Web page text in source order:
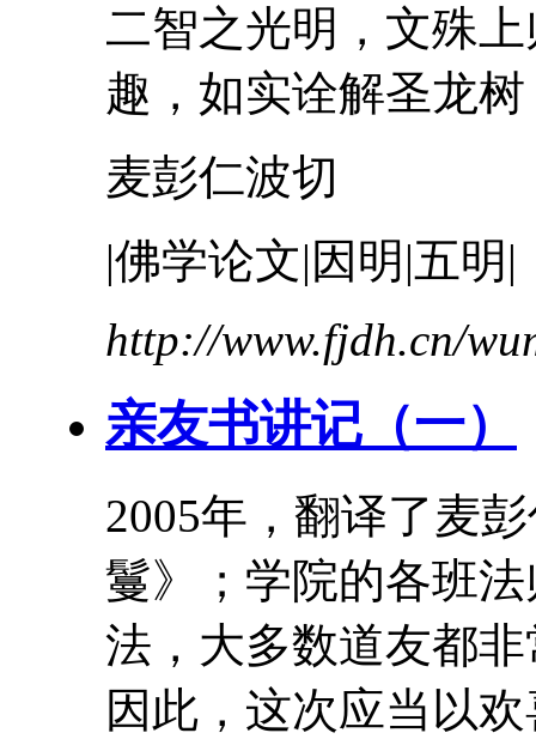
二智之光明，文殊
趣，如实诠解圣
麦彭仁波切
|佛学论文|因明|五明|
http://www.fjdh.cn/
亲友书讲记（一）
2005年，翻译了麦
鬘》；学院的各班
法，大多数道友都
因此，这次应当